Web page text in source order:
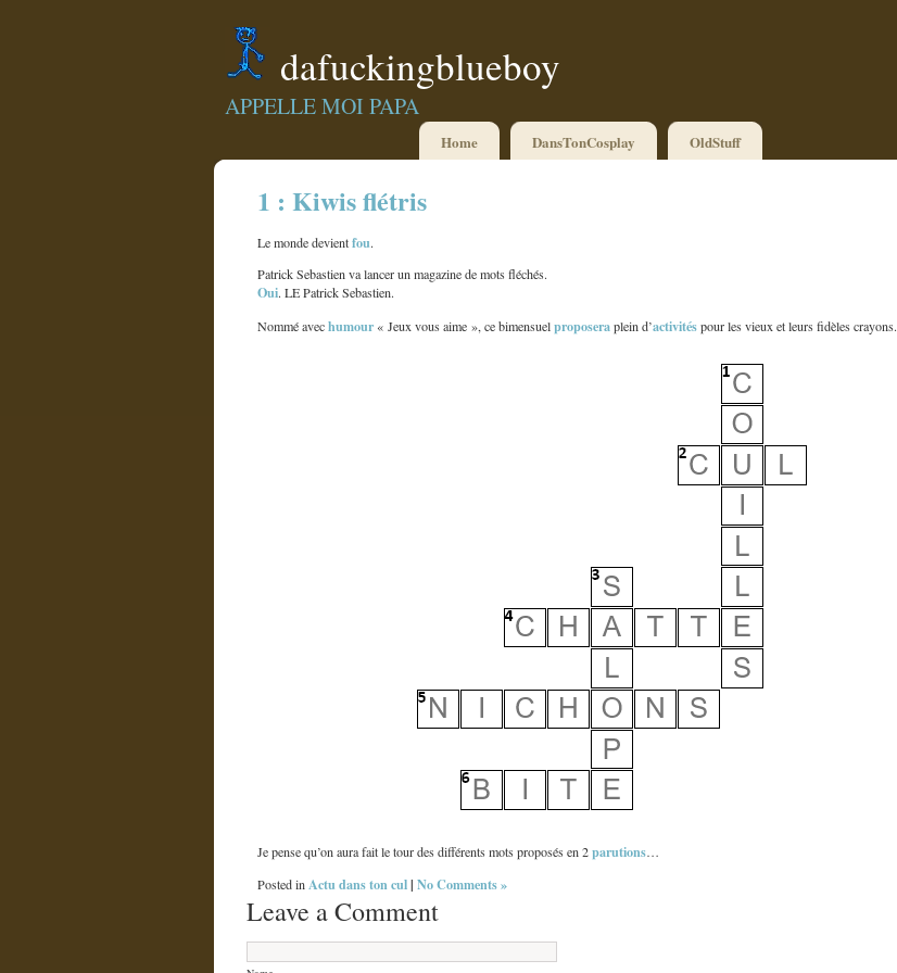
dafuckingblueboy
APPELLE MOI PAPA
Home DansTonCosplay OldStuff
1 : Kiwis flétris
Le monde devientfou.
Patrick Sebastien va lancer un magazine de mots fléchés.
Oui. LE Patrick Sebastien.
Nommé avechumour « Jeux vous aime », ce bimensuelproposeraplein d’activitéspour les vieux et leurs fidèles crayons.
Je pense qu’on aura fait le tour des différents mots proposés en 2parutions…
Posted inActu dans ton cul| No Comments »
Leave a Comment